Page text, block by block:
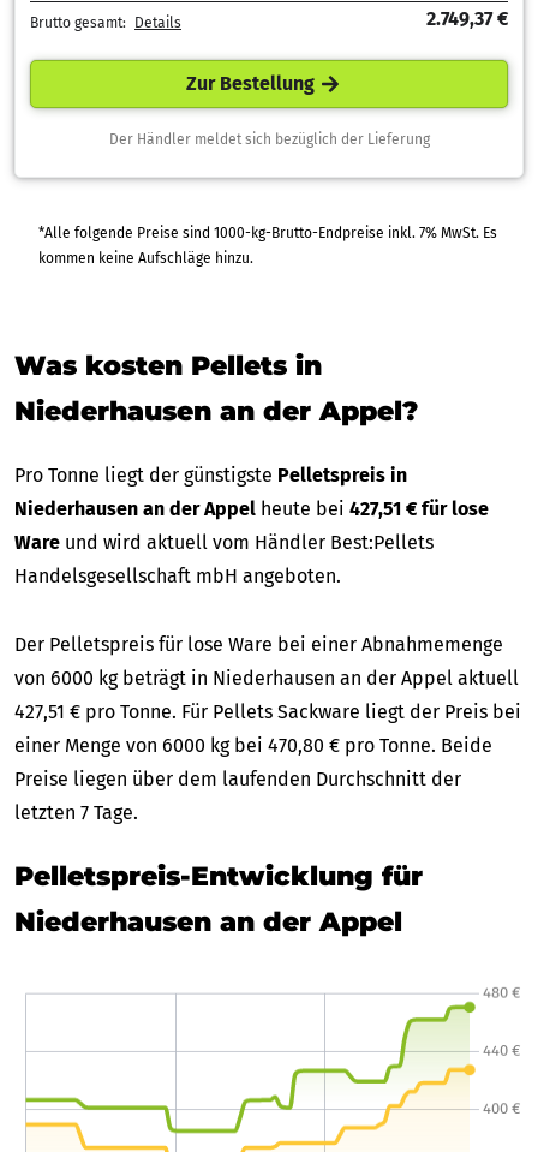
Brutto gesamt: Details 2.749,37 €
Zur Bestellung
Der Händler meldet sich bezüglich der Lieferung
*Alle folgende Preise sind 1000-kg-Brutto-Endpreise inkl. 7% MwSt. Es
kommen keine Aufschläge hinzu.
Was kosten Pellets in
Niederhausen an der Appel?
Pro Tonne liegt der günstigste Pelletspreis in
Niederhausen an der Appel heute bei 427,51 € für lose
Ware und wird aktuell vom Händler Best:Pellets
Handelsgesellschaft mbH angeboten.
Der Pelletspreis für lose Ware bei einer Abnahmemenge
von 6000 kg beträgt in Niederhausen an der Appel aktuell
427,51 € pro Tonne. Für Pellets Sackware liegt der Preis bei
einer Menge von 6000 kg bei 470,80 € pro Tonne. Beide
Preise liegen über dem laufenden Durchschnitt der
letzten 7 Tage.
Pelletspreis-Entwicklung für
Niederhausen an der Appel